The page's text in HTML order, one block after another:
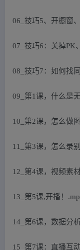
06_技巧5、开橱窗
07_技巧6：关掉PK
08_技巧7：如何找
09_第1课，什么是
10_第2课，怎么做
11_第3课，怎么录
12_第4课，视频素
13_第5课,开播！
14_第6课，数据分
15_第7课：直播互